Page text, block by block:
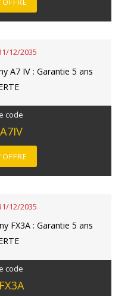
12/2035
A7 IV : Garantie 5 ans
code
12/2035
FX3A : Garantie 5 ans
code